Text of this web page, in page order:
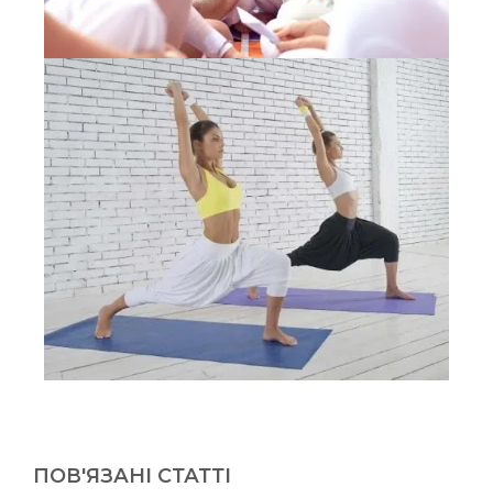
ПОВ'ЯЗАНІ СТАТТІ